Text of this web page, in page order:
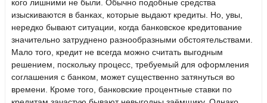
кого лишними не были. Обычно подобные средства
изыскиваются в банках, которые выдают кредиты. Но, увы,
нередко бывают ситуации, когда банковское кредитование
значительно затруднено разнообразными обстоятельствами.
Мало того, кредит не всегда можно считать выгодным
решением, поскольку процесс, требуемый для оформления
соглашения с банком, может существенно затянуться во
времени. Кроме того, банковские процентные ставки по